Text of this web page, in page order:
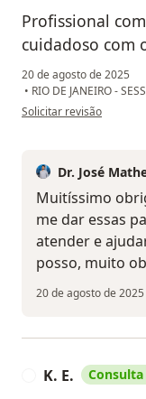
Profissional
cuidadoso com
20 de agosto de 2025
• RIO DE JANEIRO -
na opinião do utilizador
Solicitar revisão
Dr. José
Muitíssimo
me dar essas
atender e
posso, muito
20 de agosto de 2025
K. E.